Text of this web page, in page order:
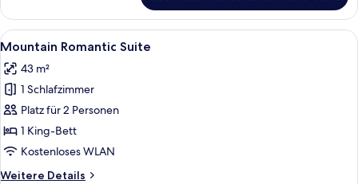
Superior
Room
Alle
Fotos
für
Mountain
Romantic
Suite
anzeigen
Ein modernes Hotelzimmer mit
6
Mountain Romantic Suite
43 m²
1 Schlafzimmer
Platz für 2 Personen
1 King-Bett
Kostenloses WLAN
Weitere Details
Weitere